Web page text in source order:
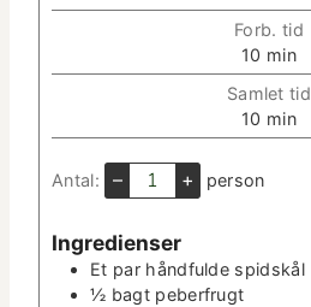
Forb. tid
10 m
i
n
t
r
min
Sam­let tid
10 m
i
­
­
min
Antal: – + per­son
Ingre­di­enser
Et par hånd­fulde spidskål
½ bagt peber­frugt